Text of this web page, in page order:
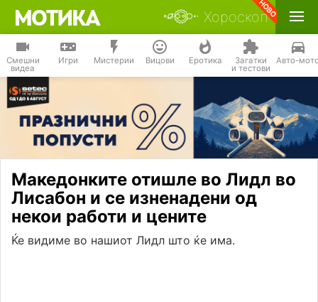
Хороскоп
Смешни
видеа
Игри Мистерии Вицови Еротика Загатки
и тестови
Авто-
Македонките отишле во Лидл во
Лисабон и се изненадени од
некои работи и цените
Ќе видиме во нашиот Лидл што ќе има.